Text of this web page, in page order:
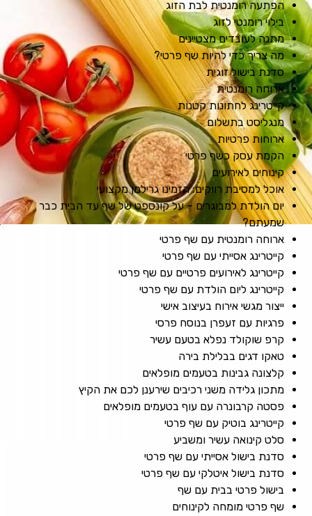
הפתעה רומנטית לבת הזוג
בילוי רומנטי לזוג
מתנה לעובדים מצטיינים
מה צריך כדי להיות שף פרטי?
סדנת בישול זוגית
ארוחה רומנטית
קייטרינג לחתונות קטנות
מנגליסט בתשלום
ארוחות פרטיות
הקמת עסק כשף פרטי
קינוחים לאירועים
אוכל למסיבת רווקים: הזמינו גרילמן מקצועי
יום הולדת למבוגרים – על קונספט של שף עד הבית כבר
שמעתם?
ארוחה רומנטית עם שף פרטי
קייטרינג אסייתי עם שף פרטי
קייטרינג לאירועים פרטיים עם שף פרטי
קייטרינג ליום הולדת עם שף פרטי
ייצור מגשי אירוח בעיצוב אישי
פרגיות עם זעפרן בנוסח פרסי
קרפ שוקולד נפלא בטעם עשיר
טאקו דגים בבלילת בירה
קלצונה גבינות בטעמים מופלאים
מתכון גלידה משני רכיבים שירענן לכם את הקיץ
פסטה קרבונרה עם עוף בטעמים מופלאים
קייטרינג בוטיק עם שף פרטי
סלט קינואה עשיר ומשביע
סדנת בישול אסייתי עם שף פרטי
סדנת בישול איטלקי עם שף פרטי
בישול פרטי בבית עם שף
שף פרטי מומחה לקינוחים